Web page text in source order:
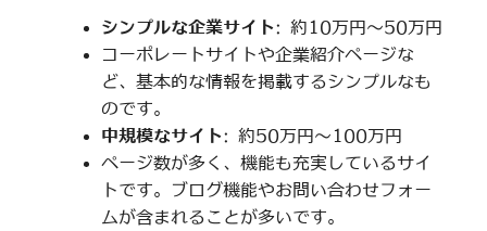
シンプルな企業サイト: 約10万円～50万円
コーポレートサイトや企業紹介ページな
ど、基本的な情報を掲載するシンプルなも
のです。
中規模なサイト: 約50万円～100万円
ページ数が多く、機能も充実しているサイ
トです。ブログ機能やお問い合わせフォー
ムが含まれることが多いです。